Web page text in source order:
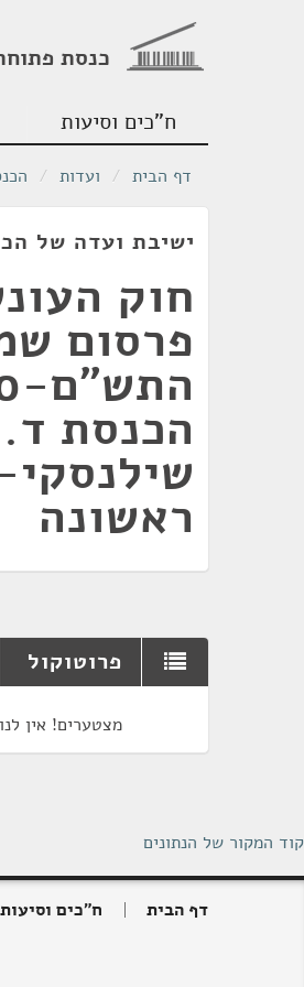
כנסת
ח"כים וסיעות
דף הבית / ועדות /
ישיבת ועדה של הכנסת ה-9
חוק
פרסום
הכנסת
ראשונה
פרוטוקול
מצטערים! אין
קוד המקור של הנתונים
דף הבית ח"כים וסיעות